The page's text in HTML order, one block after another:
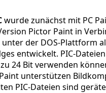
wurde zunächst mit PC
Pictor Paint in
der DOS-Plattform
entwickelt. PIC-
24 Bit verwenden
unterstützen
PIC-Dateien sind